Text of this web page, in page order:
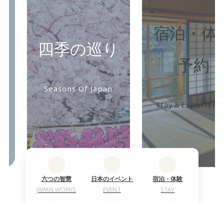
ダ
ー
ア
イ
テ
ム
リ
ン
ク
宿泊・体験
予約
Stay＆Experiences
ー
ア
イ
ム
リ
ン
日本の
ント
Event In
六つの智慧
JAPAN WORKS
日本のイベント
EVENT
宿泊・体験
STAY